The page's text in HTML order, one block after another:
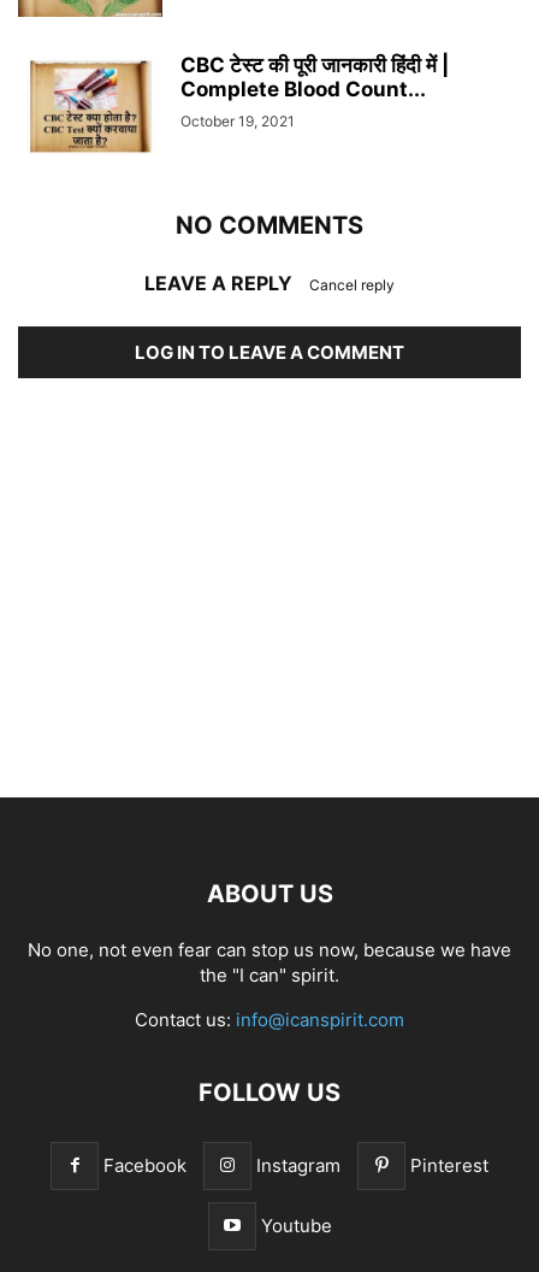
CBC टेस्ट की पूरी जानकारी हिंदी में |
Complete Blood Count...
October 19, 2021
NO COMMENTS
LEAVE A REPLY Cancel reply
LOG IN TO LEAVE A COMMENT
ABOUT US
No one, not even fear can stop us now, because we have
the "I can" spirit.
Contact us: info@icanspirit.com
FOLLOW US
Facebook Instagram Pinterest
Youtube